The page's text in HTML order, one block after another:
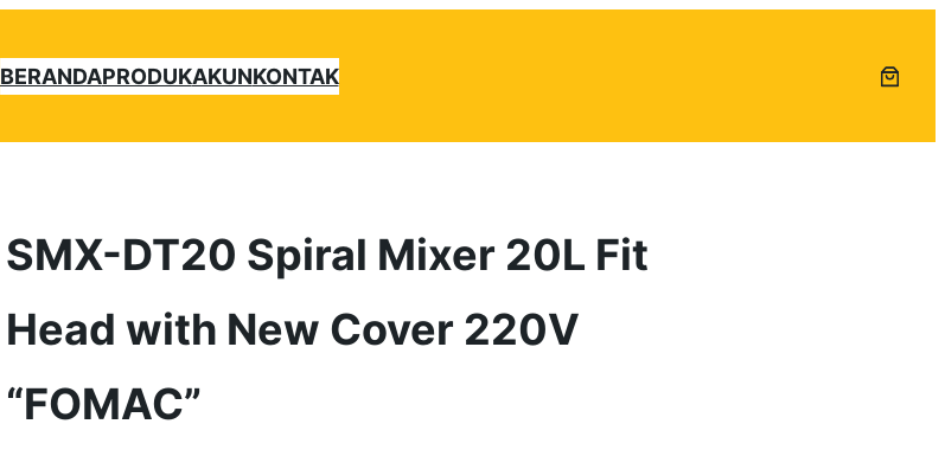
BERANDAPRODUKAKUNKONTAK
SMX-DT20 Spiral Mixer 20L Fit
Head with New Cover 220V
“FOMAC”